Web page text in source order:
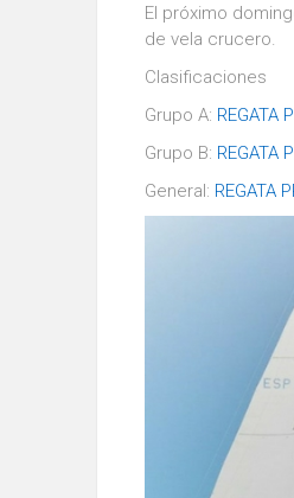
El próximo
de vela crucero.
Clasificaciones
Grupo A: REGATA
Grupo B: REGATA
General: REGATA